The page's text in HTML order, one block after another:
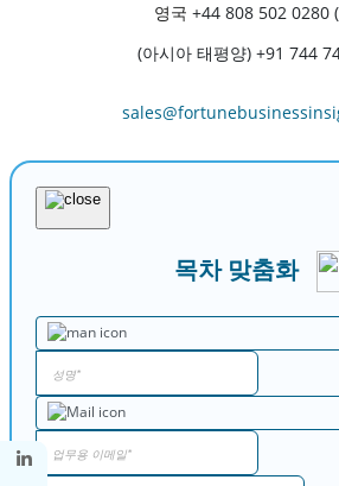
영국 +44 808 502 0280
(아시아 태평양) +91 744
목차 맞춤화